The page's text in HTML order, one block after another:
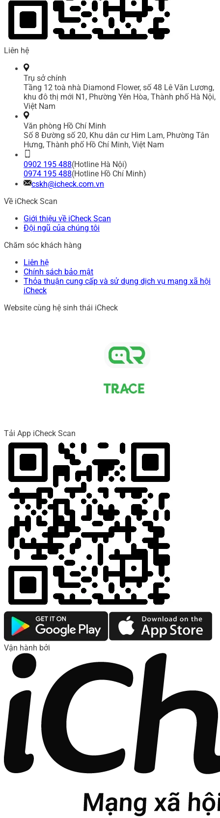
Liên hệ
Trụ sở chính
Tầng 12 toà nhà Diamond Flower, số 48 Lê Văn Lương,
khu đô thị mới N1, Phường Yên Hòa, Thành phố Hà Nội,
Việt Nam
Văn phòng Hồ Chí Minh
Số 8 Đường số 20, Khu dân cư Him Lam, Phường Tân
Hưng, Thành phố Hồ Chí Minh, Việt Nam
0902 195 488(Hotline Hà Nội)
0974 195 488(Hotline Hồ Chí Minh)
cskh@icheck.com.vn
Về iCheck Scan
Giới thiệu về iCheck Scan
Đội ngũ của chúng tôi
Chăm sóc khách hàng
Liên hệ
Chính sách bảo mật
Thỏa thuận cung cấp và sử dụng dịch vụ mạng xã hội
iCheck
Website cùng hệ sinh thái iCheck
Tải App iCheck Scan
Vận hành bởi